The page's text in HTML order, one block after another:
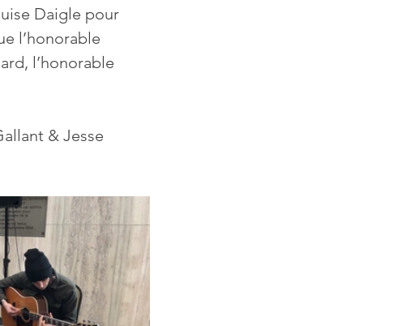
Daigle pour
l’honorable
l’honorable
& Jesse